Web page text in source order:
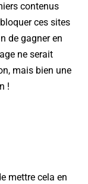
contenus
ces sites
de gagner en
ne serait
mais bien une
!
mettre cela en